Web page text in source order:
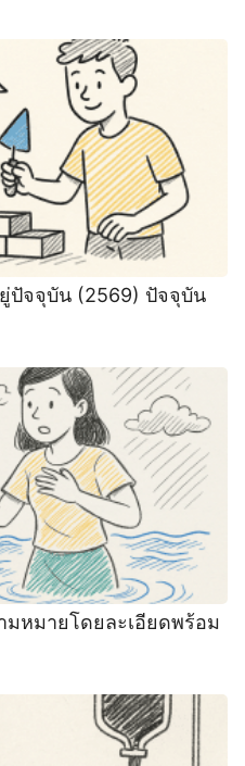
ปัจจุบัน (2569) ปัจจุบัน
มหมายโดยละเอียดพร้อม